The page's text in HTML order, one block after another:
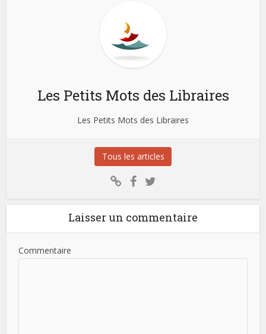
Les Petits Mots des Libraires
Les Petits Mots des Libraires
Tous les articles
Laisser un commentaire
Commentaire